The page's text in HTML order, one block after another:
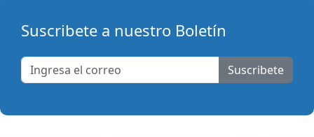
Suscribete a nuestro Boletín
Suscribete